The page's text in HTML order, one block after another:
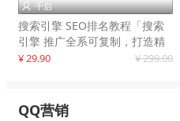
 千启
搜索引擎 SEO排名教程「搜索
引擎 推广全系可复制，打造精
准被动流量系统
¥ 29.90 ¥ 299.00
QQ营销